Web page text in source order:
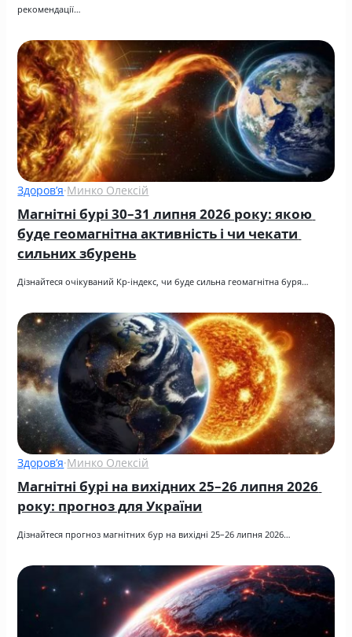
рекомендації…
Здоров’я·Минко Олексій
Магнітні бурі 30–31 липня 2026 року: якою
буде геомагнітна активність і чи чекати
сильних збурень
Дізнайтеся очікуваний Kp-індекс, чи буде сильна геомагнітна буря…
Здоров’я·Минко Олексій
Магнітні бурі на вихідних 25–26 липня 2026
року: прогноз для України
Дізнайтеся прогноз магнітних бур на вихідні 25–26 липня 2026…